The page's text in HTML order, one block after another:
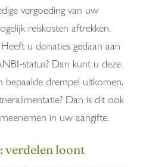
vergoeding van uw
reiskosten aftrekken.
u donaties gedaan aan
status? Dan kunt u deze
bepaalde drempel uitkomen.
Dan is dit ook
in uw aangifte.
verdelen loont